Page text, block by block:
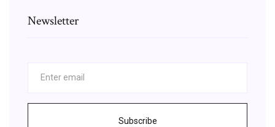
Newsletter
Subscribe